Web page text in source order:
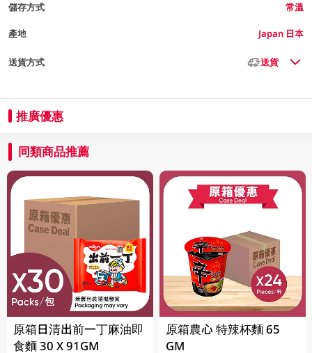
儲存方式 常溫
產地 Japan 日本
送貨方式 送貨
推廣優惠
同類商品推薦
原箱日清出前一丁麻油即
食麵 30 X 91GM
原箱農心 特辣杯麵 65
GM